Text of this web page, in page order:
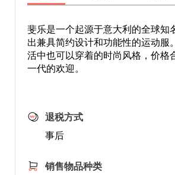
斐乐是一个起源于意大利的全球知
出兼具简约设计和功能性的运动服
活中也可以穿着的时尚风格，价格
一代的欢迎。
退税方式
事后
销售物品种类